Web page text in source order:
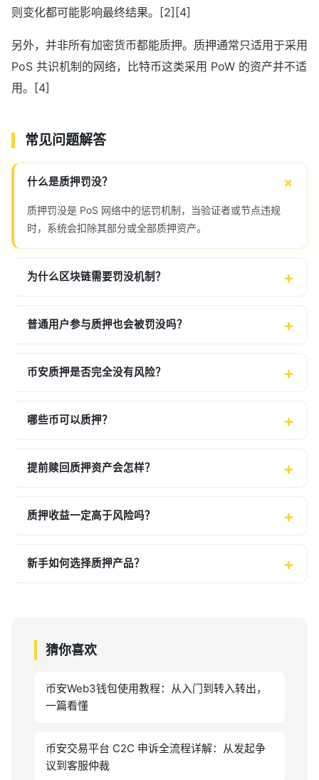
则变化都可能影响最终结果。[2][4]
另外，并非所有加密货币都能质押。质押通常只适用于采用
PoS 共识机制的网络，比特币这类采用 PoW 的资产并不适
用。[4]
常见问题解答
什么是质押罚没？
质押罚没是 PoS 网络中的惩罚机制，当验证者或节点违规
时，系统会扣除其部分或全部质押资产。
为什么区块链需要罚没机制？
普通用户参与质押也会被罚没吗？
币安质押是否完全没有风险？
哪些币可以质押？
提前赎回质押资产会怎样？
质押收益一定高于风险吗？
新手如何选择质押产品？
猜你喜欢
币安Web3钱包使用教程：从入门到转入转出，
一篇看懂
币安交易平台 C2C 申诉全流程详解：从发起争
议到客服仲裁